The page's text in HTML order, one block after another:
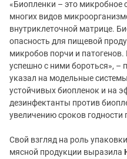
«Биопленки – это микробное
многих видов
внутриклеточной матрице.
опасность для пищевой
микробов порчи и
успешно с ними бороться», –
указал на модельные
устойчивых биопленок и на
дезинфектанты против
увеличению сроков годности
Свой взгляд на роль
мясной продукции выразила